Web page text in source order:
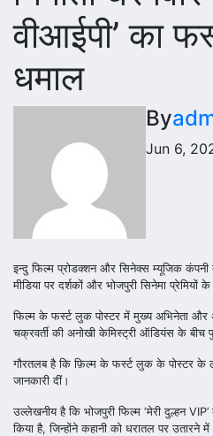
वीआईपी’ का
धमाल
By
Jun 6,
इन्दु फिल्म प्रोडक्शन और सिनेक्स म्यूजिक कंपनी के
मीडिया पर दर्शकों और भोजपुरी सिनेमा
फिल्म के फर्स्ट लुक पोस्टर में मुख्य अभिनेता और
चक्रवर्ती की अनोखी केमिस्ट्री ऑडियंस के
गौरतलब है कि फ़िल्म के फर्स्ट लुक के पोस्टर के
जानकारी दीं।
उल्लेखनीय है कि भोजपुरी फिल्म ‘मेरी दुल्हन
किया है, जिन्होंने कहानी को धरातल पर